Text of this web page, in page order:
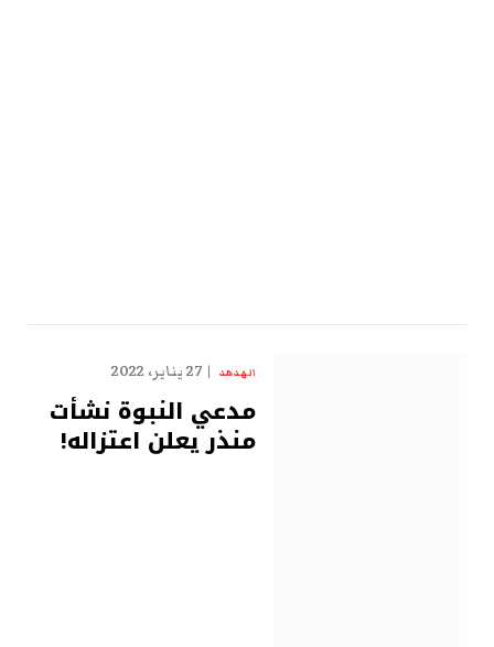
الهدهد 27 يناير، 2022
مدعي النبوة نشأت
منذر يعلن اعتزاله!